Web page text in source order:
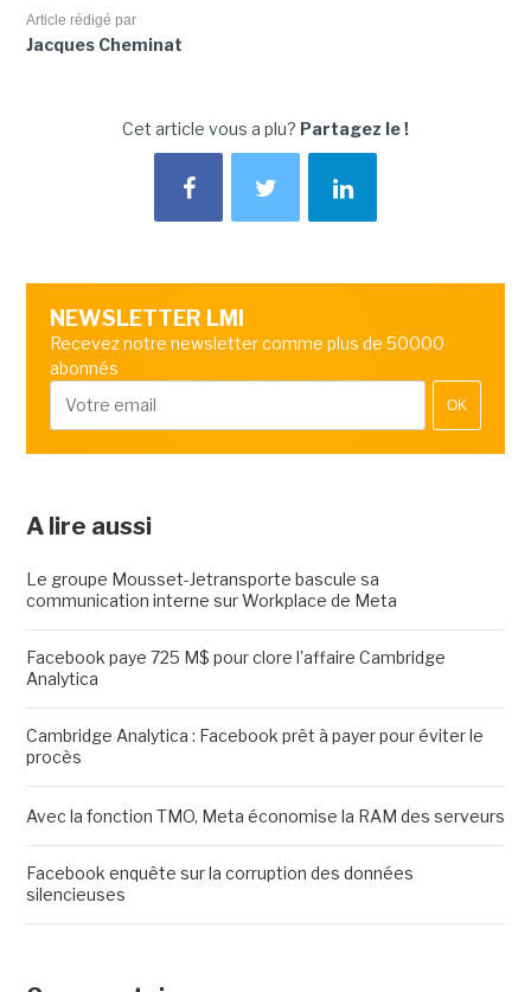
Article rédigé par
Jacques Cheminat
Cet article vous a plu? Partagez le !
NEWSLETTER LMI
Recevez notre newsletter comme plus de 50000
abonnés
OK
A lire aussi
Le groupe Mousset-Jetransporte bascule sa
communication interne sur Workplace de Meta
Facebook paye 725 M$ pour clore l'affaire Cambridge
Analytica
Cambridge Analytica : Facebook prêt à payer pour éviter le
procès
Avec la fonction TMO, Meta économise la RAM des serveurs
Facebook enquête sur la corruption des données
silencieuses